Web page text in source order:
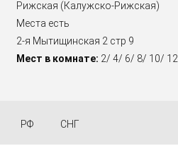
Рижская (Калужско-Рижская)
Места есть
2-я Мытищинская 2 стр 9
Мест в комнате: 2/ 4/ 6/ 8/ 10/ 12
РФ СНГ